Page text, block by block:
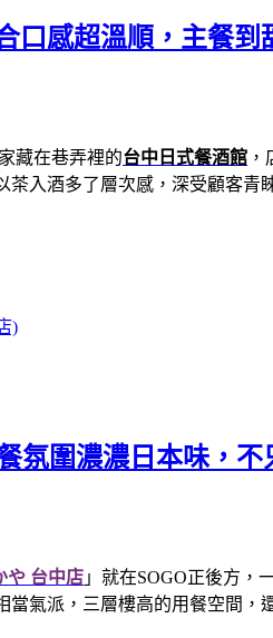
口感超溫順，主餐
藏在巷弄裡的台中日式餐酒館
入酒多了層次感，深受顧客青
)
氛圍濃濃日本味，
や 台中店 」就在SOGO正後方，
當氣派，三層樓高的用餐空間